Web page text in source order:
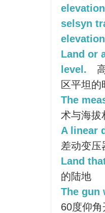
selsyn
Land or
level.
区平坦的
The
术与海拔
A linear
差动变压
Land
的陆地
The gun
60度仰角